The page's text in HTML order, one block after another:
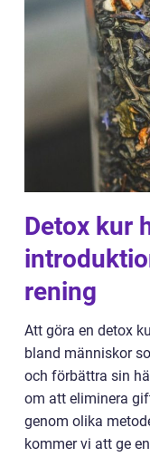
Detox kur
rening
Att göra en detox
bland människor
och förbättra sin
om att eliminera
genom olika
kommer vi att ge